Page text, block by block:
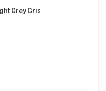
Grey Gris